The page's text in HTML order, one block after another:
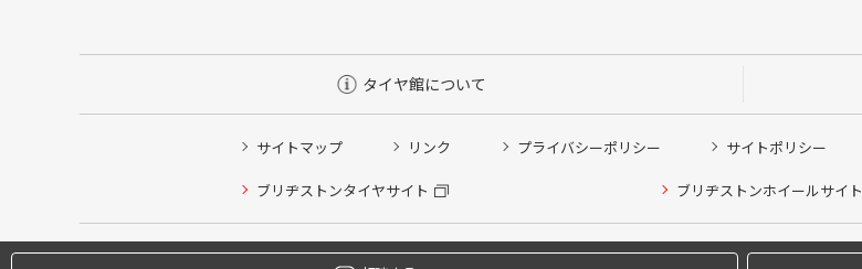
タイヤ館について
サイトマップ リンク プライバシーポリシー サイトポリシー
ブリヂストンタイヤサイト ブリヂストンホイールサイト
タイヤ点検・安全点検/タイヤ履き替え/オイル交換/その他ピット作業の予約
クローク契約会員専用タイヤ履き替え※タイヤ履き替えを希望のクローク契約会員の方はこちらを選択ください
本日のタイヤ履き替え順番待ち予約 ※クローク契約会員の方はご利用いただけません